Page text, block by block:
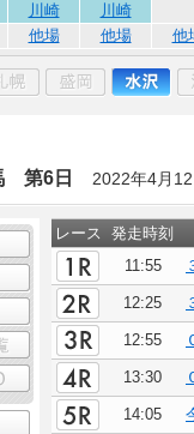
川崎
川崎
他場 他場 他
第6日 2022年4月
レース
発走時刻
11:55
12:25
12:55
13:30
14:05